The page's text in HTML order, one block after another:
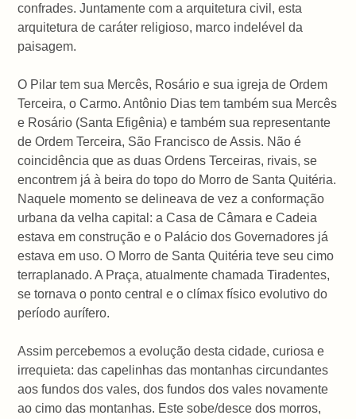
confrades. Juntamente com a arquitetura civil, esta
arquitetura de caráter religioso, marco indelével da
paisagem.
O Pilar tem sua Mercês, Rosário e sua igreja de Ordem
Terceira, o Carmo. Antônio Dias tem também sua Mercês
e Rosário (Santa Efigênia) e também sua representante
de Ordem Terceira, São Francisco de Assis. Não é
coincidência que as duas Ordens Terceiras, rivais, se
encontrem já à beira do topo do Morro de Santa Quitéria.
Naquele momento se delineava de vez a conformação
urbana da velha capital: a Casa de Câmara e Cadeia
estava em construção e o Palácio dos Governadores já
estava em uso. O Morro de Santa Quitéria teve seu cimo
terraplanado. A Praça, atualmente chamada Tiradentes,
se tornava o ponto central e o clímax físico evolutivo do
período aurífero.
Assim percebemos a evolução desta cidade, curiosa e
irrequieta: das capelinhas das montanhas circundantes
aos fundos dos vales, dos fundos dos vales novamente
ao cimo das montanhas. Este sobe/desce dos morros,